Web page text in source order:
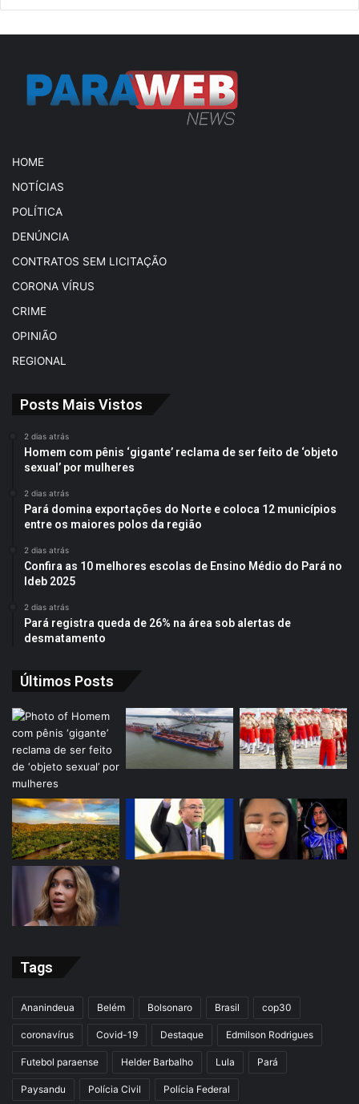
HOME
NOTÍCIAS
POLÍTICA
DENÚNCIA
CONTRATOS SEM LICITAÇÃO
CORONA VÍRUS
CRIME
OPINIÃO
REGIONAL
Posts Mais Vistos
2 dias atrás
Homem com pênis ‘gigante’ reclama de ser feito de ‘objeto
sexual’ por mulheres
2 dias atrás
Pará domina exportações do Norte e coloca 12 municípios
entre os maiores polos da região
2 dias atrás
Confira as 10 melhores escolas de Ensino Médio do Pará no
Ideb 2025
2 dias atrás
Pará registra queda de 26% na área sob alertas de
desmatamento
Últimos Posts
Tags
Ananindeua Belém Bolsonaro Brasil cop30
coronavírus Covid-19 Destaque Edmilson Rodrigues
Futebol paraense Helder Barbalho Lula Pará
Paysandu Polícia Civil Polícia Federal